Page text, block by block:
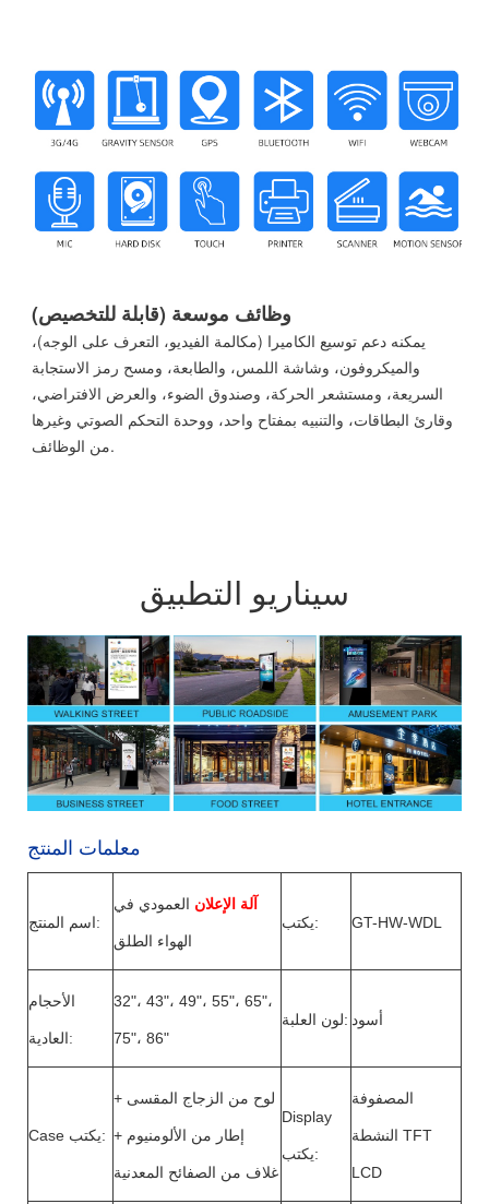
وظائف موسعة (قابلة للتخصيص)
يمكنه دعم توسيع الكاميرا (مكالمة الفيديو، التعرف على الوجه)،
والميكروفون، وشاشة اللمس، والطابعة، ومسح رمز الاستجابة
السريعة، ومستشعر الحركة، وصندوق الضوء، والعرض الافتراضي،
وقارئ البطاقات، والتنبيه بمفتاح واحد، ووحدة التحكم الصوتي وغيرها
من الوظائف.
سيناريو التطبيق
معلمات المنتج
اسم المنتج:
آلة الإعلان العمودي في
الهواء الطلق
يكتب: GT-HW-WDL
الأحجام
العادية :
32"، 43"، 49"، 55"، 65"،
75"، 86"
لون العلبة: أسود
Case يكتب:
لوح من الزجاج المقسى +
إطار من الألومنيوم +
غلاف من الصفائح المعدنية
Display
يكتب:
المصفوفة
النشطة TFT
LCD